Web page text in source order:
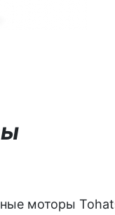
моторы